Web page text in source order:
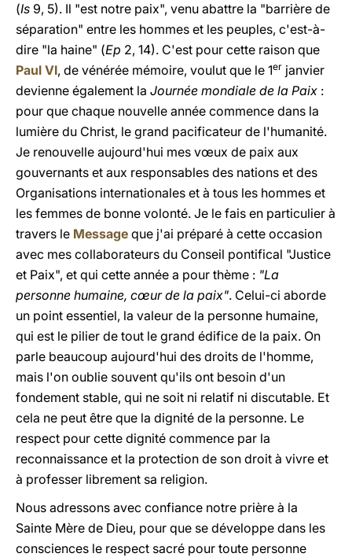
(Is 9, 5). Il "est notre paix", venu abattre la "barrière de
séparation" entre les hommes et les peuples, c'est-à-
dire "la haine" (Ep 2, 14). C'est pour cette raison que
Paul VI, de vénérée mémoire, voulut que le 1er janvier
devienne également la Journée mondiale de la Paix :
pour que chaque nouvelle année commence dans la
lumière du Christ, le grand pacificateur de l'humanité.
Je renouvelle aujourd'hui mes vœux de paix aux
gouvernants et aux responsables des nations et des
Organisations internationales et à tous les hommes et
les femmes de bonne volonté. Je le fais en particulier à
travers le Message que j'ai préparé à cette occasion
avec mes collaborateurs du Conseil pontifical "Justice
et Paix", et qui cette année a pour thème : "La
personne humaine, cœur de la paix". Celui-ci aborde
un point essentiel, la valeur de la personne humaine,
qui est le pilier de tout le grand édifice de la paix. On
parle beaucoup aujourd'hui des droits de l'homme,
mais l'on oublie souvent qu'ils ont besoin d'un
fondement stable, qui ne soit ni relatif ni discutable. Et
cela ne peut être que la dignité de la personne. Le
respect pour cette dignité commence par la
reconnaissance et la protection de son droit à vivre et
à professer librement sa religion.
Nous adressons avec confiance notre prière à la
Sainte Mère de Dieu, pour que se développe dans les
consciences le respect sacré pour toute personne